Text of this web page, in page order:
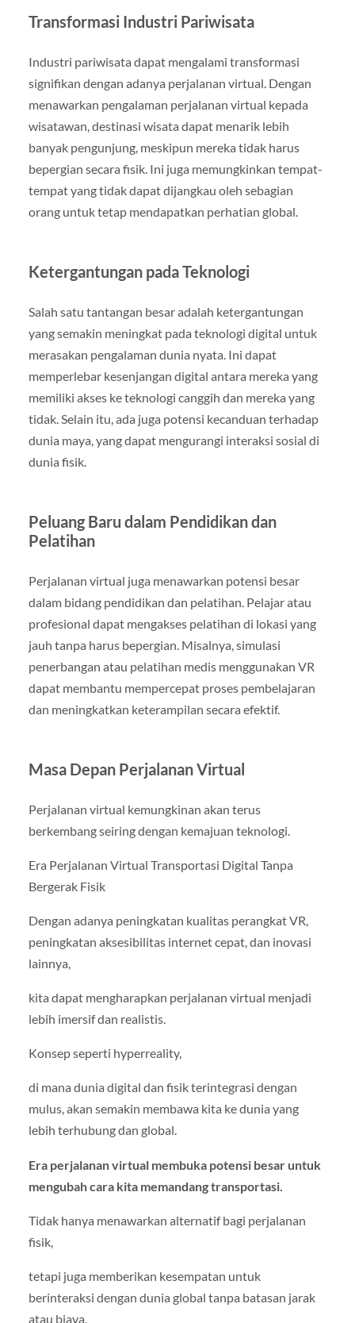
Transformasi Industri Pariwisata
Industri pariwisata dapat mengalami transformasi
signifikan dengan adanya perjalanan virtual. Dengan
menawarkan pengalaman perjalanan virtual kepada
wisatawan, destinasi wisata dapat menarik lebih
banyak pengunjung, meskipun mereka tidak harus
bepergian secara fisik. Ini juga memungkinkan tempat-
tempat yang tidak dapat dijangkau oleh sebagian
orang untuk tetap mendapatkan perhatian global.
Ketergantungan pada Teknologi
Salah satu tantangan besar adalah ketergantungan
yang semakin meningkat pada teknologi digital untuk
merasakan pengalaman dunia nyata. Ini dapat
memperlebar kesenjangan digital antara mereka yang
memiliki akses ke teknologi canggih dan mereka yang
tidak. Selain itu, ada juga potensi kecanduan terhadap
dunia maya, yang dapat mengurangi interaksi sosial di
dunia fisik.
Peluang Baru dalam Pendidikan dan
Pelatihan
Perjalanan virtual juga menawarkan potensi besar
dalam bidang pendidikan dan pelatihan. Pelajar atau
profesional dapat mengakses pelatihan di lokasi yang
jauh tanpa harus bepergian. Misalnya, simulasi
penerbangan atau pelatihan medis menggunakan VR
dapat membantu mempercepat proses pembelajaran
dan meningkatkan keterampilan secara efektif.
Masa Depan Perjalanan Virtual
Perjalanan virtual kemungkinan akan terus
berkembang seiring dengan kemajuan teknologi.
Era Perjalanan Virtual Transportasi Digital Tanpa
Bergerak Fisik
Dengan adanya peningkatan kualitas perangkat VR,
peningkatan aksesibilitas internet cepat, dan inovasi
lainnya,
kita dapat mengharapkan perjalanan virtual menjadi
lebih imersif dan realistis.
Konsep seperti hyperreality,
di mana dunia digital dan fisik terintegrasi dengan
mulus, akan semakin membawa kita ke dunia yang
lebih terhubung dan global.
Era perjalanan virtual membuka potensi besar untuk
mengubah cara kita memandang transportasi.
Tidak hanya menawarkan alternatif bagi perjalanan
fisik,
tetapi juga memberikan kesempatan untuk
berinteraksi dengan dunia global tanpa batasan jarak
atau biaya.